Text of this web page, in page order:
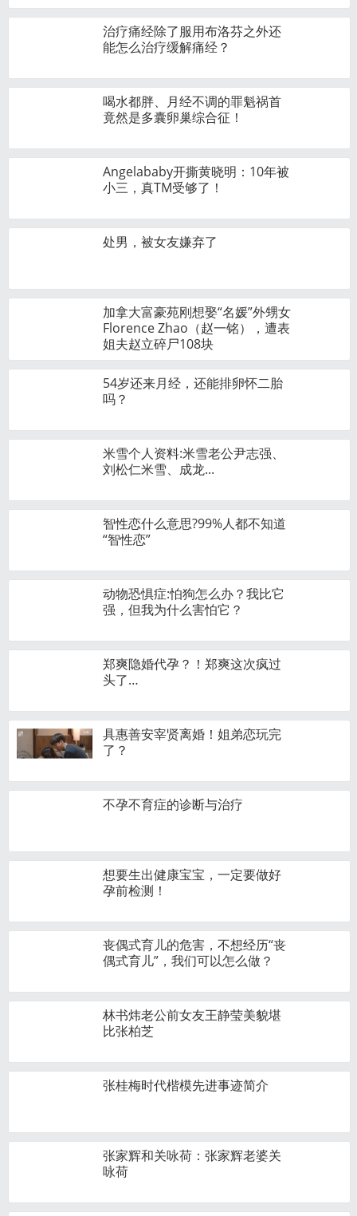
治疗痛经除了服用布洛芬之外还
能怎么治疗缓解痛经？
喝水都胖、月经不调的罪魁祸首
竟然是多囊卵巢综合征！
Angelababy开撕黄晓明：10年被
小三，真TM受够了！
处男，被女友嫌弃了
加拿大富豪苑刚想娶“名媛”外甥女
Florence Zhao（赵一铭），遭表
姐夫赵立碎尸108块
54岁还来月经，还能排卵怀二胎
吗？
米雪个人资料:米雪老公尹志强、
刘松仁米雪、成龙...
智性恋什么意思?99%人都不知道
“智性恋”
动物恐惧症:怕狗怎么办？我比它
强，但我为什么害怕它？
郑爽隐婚代孕？！郑爽这次疯过
头了…
具惠善安宰贤离婚！姐弟恋玩完
了？
不孕不育症的诊断与治疗
想要生出健康宝宝，一定要做好
孕前检测！
丧偶式育儿的危害，不想经历“丧
偶式育儿”，我们可以怎么做？
林书炜老公前女友王静莹美貌堪
比张柏芝
张桂梅时代楷模先进事迹简介
张家辉和关咏荷：张家辉老婆关
咏荷